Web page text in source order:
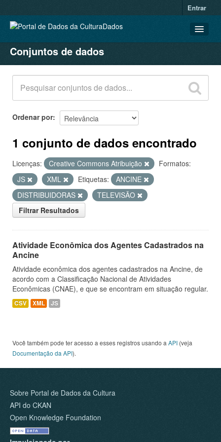
Entrar
CONJUNTOS DE DADOS
ORGANIZAÇÕES
GRUPOS
SOBRE
Conjuntos de dados
Ordenar por
1 conjunto de dados encontrado
Licenças: Creative Commons Atribuição
Formatos:
JS
XML Etiquetas:
ANCINE
DISTRIBUIDORAS
TELEVISÃO
Filtrar Resultados
Atividade Econômica dos Agentes Cadastrados na
Ancine
Atividade econômica dos agentes cadastrados na Ancine, de
acordo com a Classificação Nacional de Atividades
Econômicas (CNAE), e que se encontram em situação regular.
CSV XML JS
Você também pode ter acesso a esses registros usando a API (veja
Documentação da API).
Sobre Portal de Dados da Cultura
API do CKAN
Open Knowledge Foundation